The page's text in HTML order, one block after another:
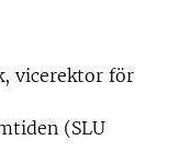
vicerektor för
(SLU